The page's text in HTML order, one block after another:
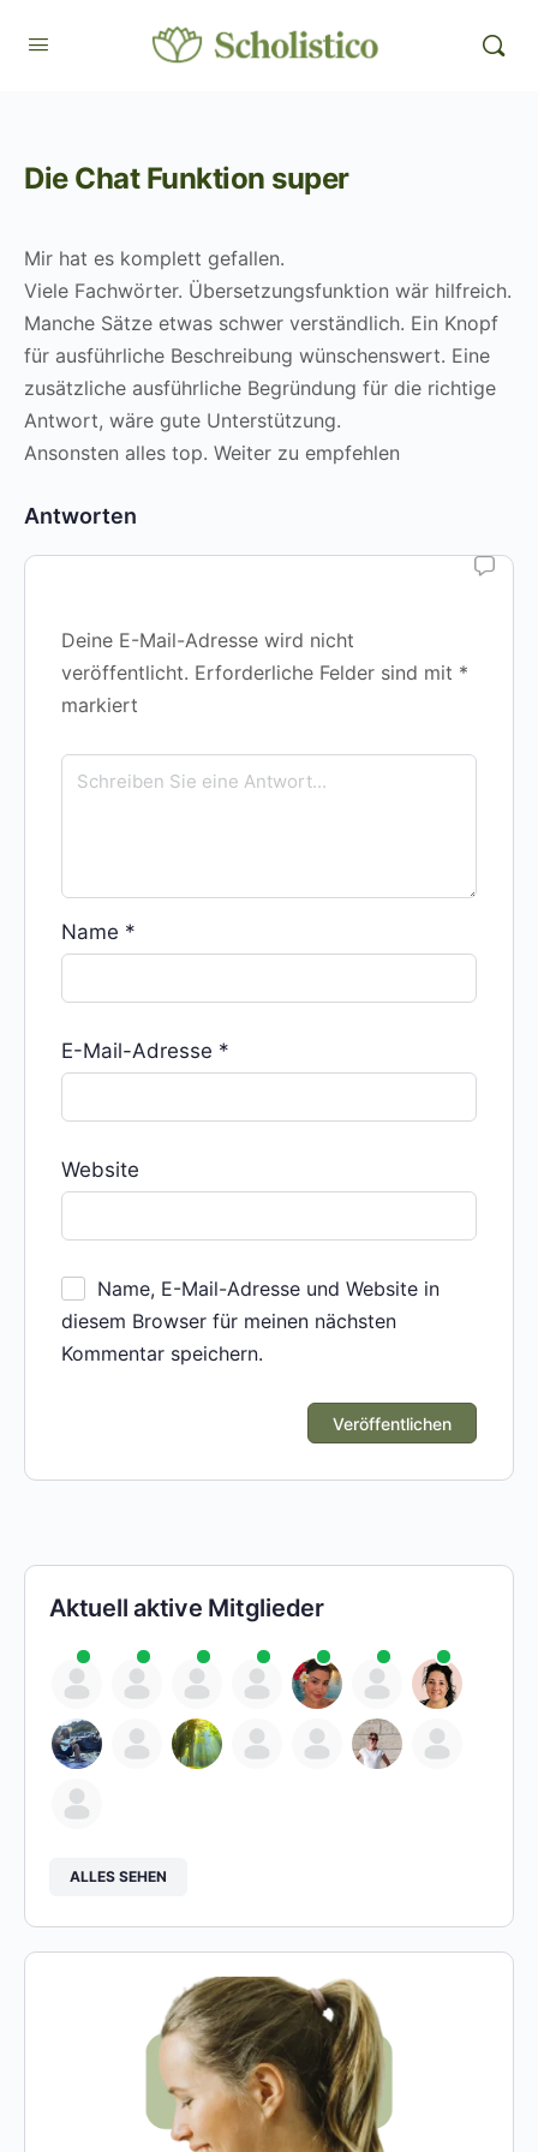
Die Chat Funktion super
Mir hat es komplett gefallen.
Viele Fachwörter. Übersetzungsfunktion wär hilfreich.
Manche Sätze etwas schwer verständlich. Ein Knopf
für ausführliche Beschreibung wünschenswert. Eine
zusätzliche ausführliche Begründung für die richtige
Antwort, wäre gute Unterstützung.
Ansonsten alles top. Weiter zu empfehlen
Antworten
Deine E-Mail-Adresse wird nicht
veröffentlicht. Erforderliche Felder sind mit *
markiert
Name *
E-Mail-Adresse *
Website
Name, E-Mail-Adresse und Website in
diesem Browser für meinen nächsten
Kommentar speichern.
Aktuell aktive Mitglieder
ALLES SEHEN